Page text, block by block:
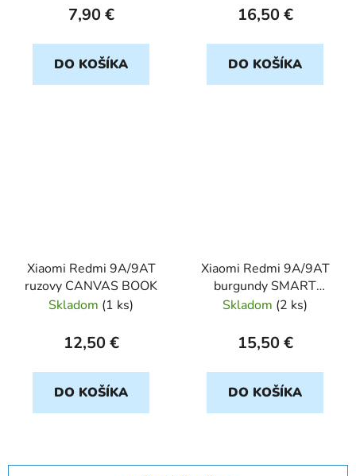
7,90 €
DO KOŠÍKA
16,50 €
DO KOŠÍKA
Xiaomi Redmi 9A/9AT
ruzovy CANVAS BOOK
Skladom (1 ks)
12,50 €
DO KOŠÍKA
Xiaomi Redmi 9A/9AT
burgundy SMART
MAGNETO BOOK
Skladom (2 ks)
15,50 €
DO KOŠÍKA